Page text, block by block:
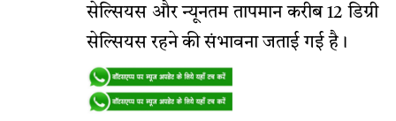
सेल्सियस और न्यूनतम तापमान करीब 12 डिग्री
सेल्सियस रहने की संभावना जताई गई है।